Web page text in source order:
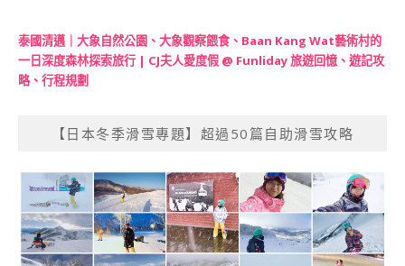
泰國清邁｜大象自然公園、大象觀察餵食、Baan Kang Wat藝術村的
一日深度森林探索旅行 | CJ夫人愛度假 @ Funliday 旅遊回憶、遊記攻
略、行程規劃
【日本冬季滑雪專題】超過50篇自助滑雪攻略